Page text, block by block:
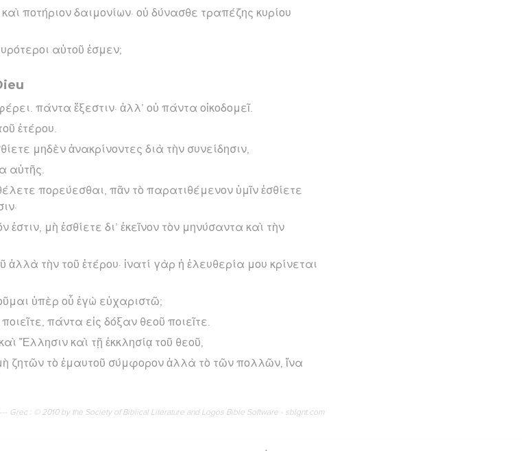
ποτήριον δαιμονίων· οὐ δύνασθε τραπέζης κυρίου
αὐτοῦ ἐσμεν;
πάντα ἔξεστιν· ἀλλ’ οὐ πάντα οἰκοδομεῖ.
ἑτέρου.
μηδὲν ἀνακρίνοντες διὰ τὴν συνείδησιν,
αὐτῆς.
πορεύεσθαι, πᾶν τὸ παρατιθέμενον ὑμῖν ἐσθίετε
ἐστιν, μὴ ἐσθίετε δι’ ἐκεῖνον τὸν μηνύσαντα καὶ τὴν
ἀλλὰ τὴν τοῦ ἑτέρου· ἱνατί γὰρ ἡ ἐλευθερία μου κρίνεται
ὑπὲρ οὗ ἐγὼ εὐχαριστῶ;
πάντα εἰς δόξαν θεοῦ ποιεῖτε.
Ἕλλησιν καὶ τῇ ἐκκλησίᾳ τοῦ θεοῦ,
ζητῶν τὸ ἐμαυτοῦ σύμφορον ἀλλὰ τὸ τῶν πολλῶν, ἵνα
Grec : © 2010 by the Society of Biblical Literature and Logos Bible Software - sblgnt.com